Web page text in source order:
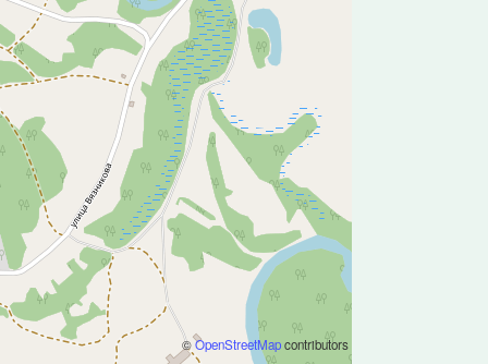
©OpenStreetMapcontributors